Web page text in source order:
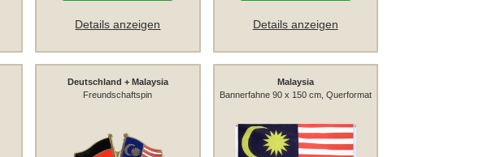
Details anzeigen Details anzeigen
Deutschland + Malaysia
Freundschaftspin
Malaysia
Bannerfahne 90 x 150 cm, Querformat